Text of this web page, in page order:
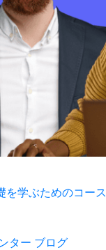
を学ぶためのコース
ター ブログ